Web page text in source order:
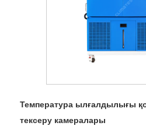
Температура ылғалдылығы
тексеру камералары